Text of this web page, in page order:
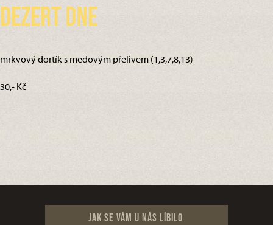
Dezert dne
mrkvový dortík s medovým přelivem (1,3,7,8,13)
30,- Kč
Jak se vám u nás líbilo